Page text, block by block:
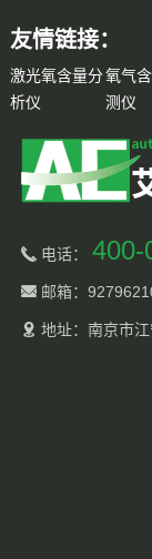
友情链接：
激光氧含量分
析仪
氧气
测仪
电话：400-
邮箱：
地址：南京市